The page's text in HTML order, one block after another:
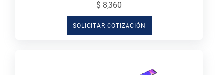
$ 8,360
SOLICITAR COTIZACIÓN